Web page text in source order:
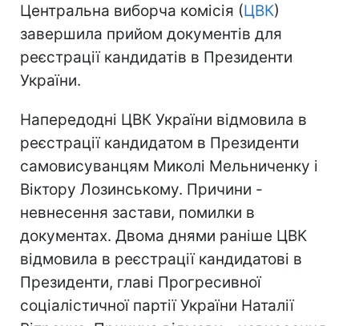
Центральна виборча комісія (ЦВК)
завершила прийом документів для
реєстрації кандидатів в Президенти
України.
Напередодні ЦВК України відмовила в
реєстрації кандидатом в Президенти
самовисуванцям Миколі Мельниченку і
Віктору Лозинському. Причини -
невнесення застави, помилки в
документах. Двома днями раніше ЦВК
відмовила в реєстрації кандидатові в
Президенти, главі Прогресивної
соціалістичної партії України Наталії